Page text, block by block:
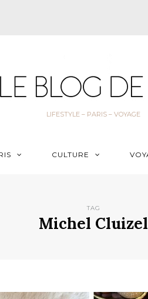
LIFESTYLE – PARIS – VOYAGE
CULTURE
TAG
Michel Cluizel